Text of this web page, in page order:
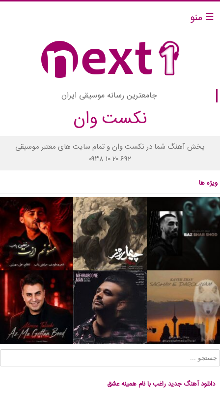
☰ منو
جامعترین رسانه موسیقی ایران
نکست وان
پخش آهنگ شما در نکست وان و تمام سایت های معتبر موسیقی
۰۹۳۸ ۱۰ ۲۰ ۶۹۲
ویژه ها
دانلود آهنگ جدید راغب با نام همینه عشق